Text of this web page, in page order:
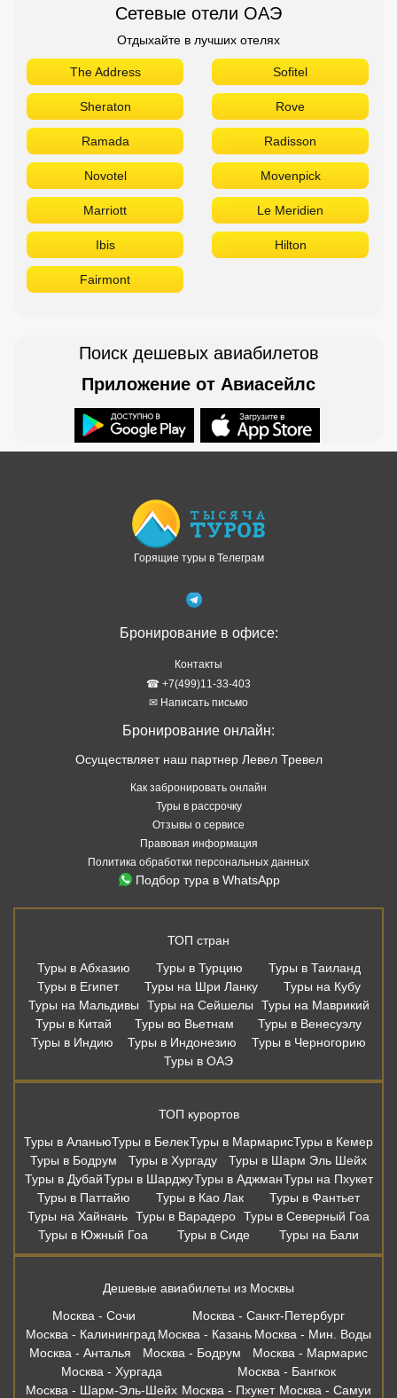
Сетевые отели ОАЭ
Отдыхайте в лучших отелях
The Address Sofitel
Sheraton Rove
Ramada Radisson
Novotel Movenpick
Marriott Le Meridien
Ibis Hilton
Fairmont
Поиск дешевых авиабилетов
Приложение от Авиасейлс
Горящие туры в Телеграм
Бронирование в офисе:
Контакты
☎ +7(499)11-33-403
✉ Написать письмо
Бронирование онлайн:
Осуществляет наш партнер Левел Тревел
Как забронировать онлайн
Туры в рассрочку
Отзывы о сервисе
Правовая информация
Политика обработки персональных данных
Подбор тура в WhatsApp
ТОП стран
Туры в Абхазию
Туры в Турцию
Туры в Таиланд
Туры в Египет
Туры на Шри Ланку
Туры на Кубу
Туры на Мальдивы
Туры на Сейшелы
Туры на Маврикий
Туры в Китай
Туры во Вьетнам
Туры в Венесуэлу
Туры в Индию
Туры в Индонезию
Туры в Черногорию
Туры в ОАЭ
ТОП курортов
Туры в АланьюТуры в БелекТуры в МармарисТуры в Кемер
Туры в Бодрум
Туры в Хургаду
Туры в Шарм Эль Шейх
Туры в ДубайТуры в ШарджуТуры в АджманТуры на Пхукет
Туры в Паттайю
Туры в Као Лак
Туры в Фантьет
Туры на Хайнань Туры в Варадеро Туры в Северный Гоа
Туры в Южный Гоа
Туры в Сиде Туры на Бали
Дешевые авиабилеты из Москвы
Москва - Сочи
Москва - Санкт-Петербург
Москва - Калининград Москва - Казань Москва - Мин. Воды
Москва - Анталья
Москва - Бодрум
Москва - Мармарис
Москва - Хургада
Москва - Бангкок
Москва - Шарм-Эль-Шейх Москва - Пхукет Москва - Самуи